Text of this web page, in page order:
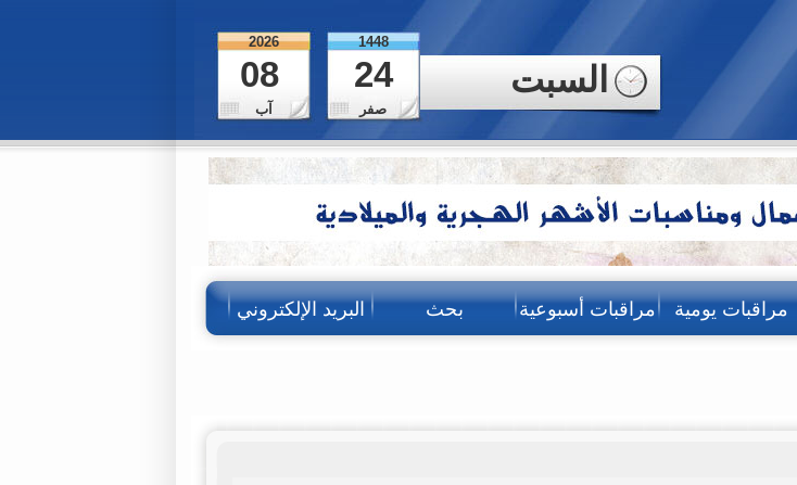
السبت
1448
2026
24
08
صفر آب
مراقبات يومية مراقبات أسبوعية بحث البريد الإلكتروني